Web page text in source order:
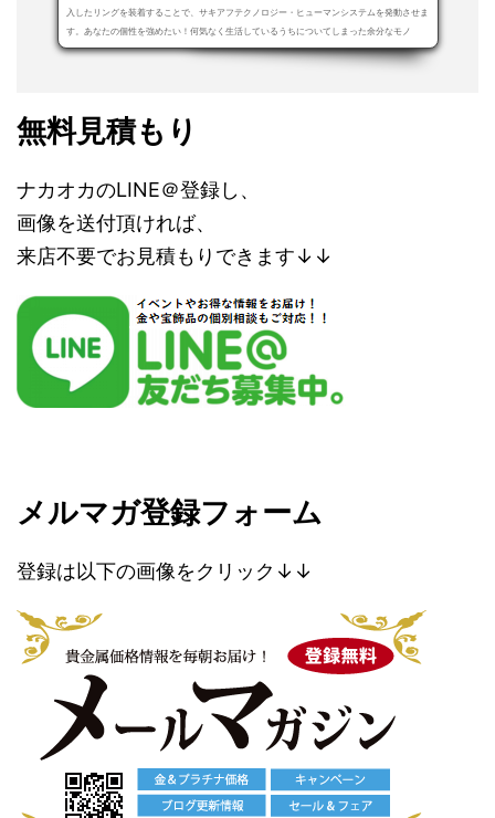
入したリングを装着することで、サキアフテクノロジー・ヒューマンシステムを発動させま
す。あなたの個性を強めたい！何気なく生活しているうちについてしまった余分なモノ
（ノ...
無料見積もり
ナカオカのLINE＠登録し、
画像を送付頂ければ、
来店不要でお見積もりできます↓↓
メルマガ登録フォーム
登録は以下の画像をクリック↓↓